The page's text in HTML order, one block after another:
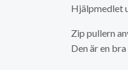
Hjälpmedlet
Zip pullern
Den är en